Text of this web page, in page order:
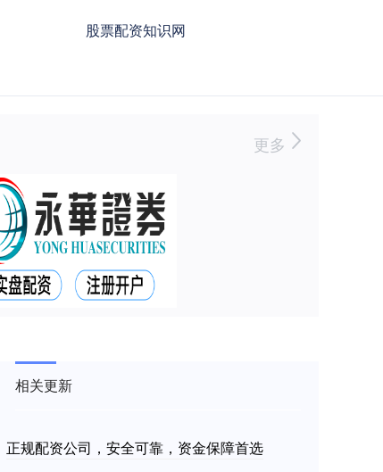
股票配资知识网
更多
相关更新
正规配资公司，安全可靠，资金保障首选